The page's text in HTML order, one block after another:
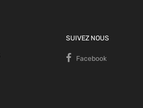
SUIVEZ NOUS
Facebook